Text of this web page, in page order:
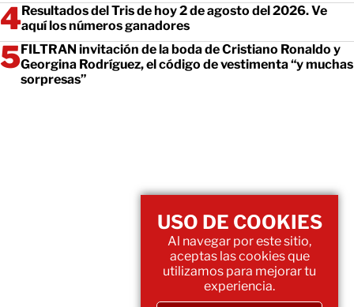
Resultados del Tris de hoy 2 de agosto del 2026. Ve
aquí los números ganadores
FILTRAN invitación de la boda de Cristiano Ronaldo y
Georgina Rodríguez, el código de vestimenta “y muchas
sorpresas”
USO DE COOKIES
Al navegar por este sitio,
aceptas las cookies que
utilizamos para mejorar tu
experiencia.